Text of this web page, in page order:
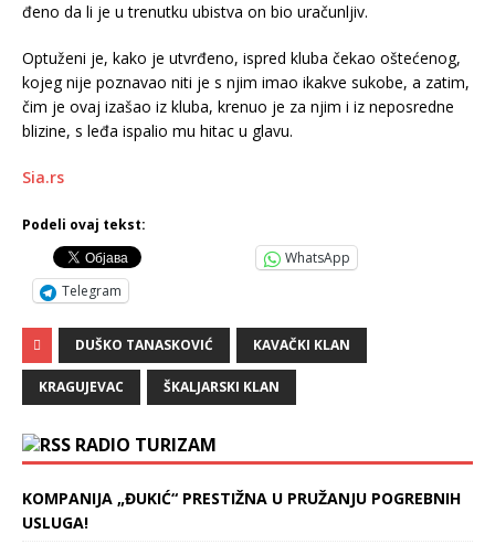
đe­no da li je u tre­nut­ku ubi­stva on bio ura­čun­ljiv.
Op­tu­že­ni je, ka­ko je utvr­đe­no, is­pred klu­ba če­kao ošte­će­nog,
ko­jeg ni­je po­zna­vao ni­ti je s njim imao ika­kve su­ko­be, a za­tim,
čim je ovaj iza­šao iz klu­ba, kre­nuo je za njim i iz ne­po­sred­ne
bli­zi­ne, s le­đa is­pa­lio mu hi­tac u gla­vu.
Sia.rs
Podeli ovaj tekst:
WhatsApp
Telegram
DUŠKO TANASKOVIĆ KAVAČKI KLAN
KRAGUJEVAC ŠKALJARSKI KLAN
RADIO TURIZAM
KOMPANIJA „ĐUKIĆ“ PRESTIŽNA U PRUŽANJU POGREBNIH
USLUGA!